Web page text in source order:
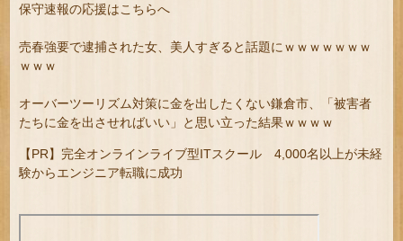
保守速報の応援はこちらへ
売春強要で逮捕された女、美人すぎると話題にｗｗｗｗｗｗｗ
ｗｗｗ
オーバーツーリズム対策に金を出したくない鎌倉市、「被害者
たちに金を出させればいい」と思い立った結果ｗｗｗｗ
【PR】完全オンラインライブ型ITスクール 4,000名以上が未経
験からエンジニア転職に成功